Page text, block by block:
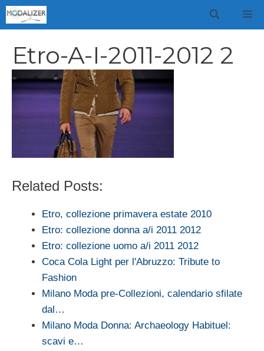
Vai
al
Etro-A-I-2011-2012 2
Related Posts:
Etro, collezione primavera estate 2010
Etro: collezione donna a/i 2011 2012
Etro: collezione uomo a/i 2011 2012
Coca Cola Light per l'Abruzzo: Tribute to
Fashion
Milano Moda pre-Collezioni, calendario sfilate
dal…
Milano Moda Donna: Archaeology Habituel:
scavi e…